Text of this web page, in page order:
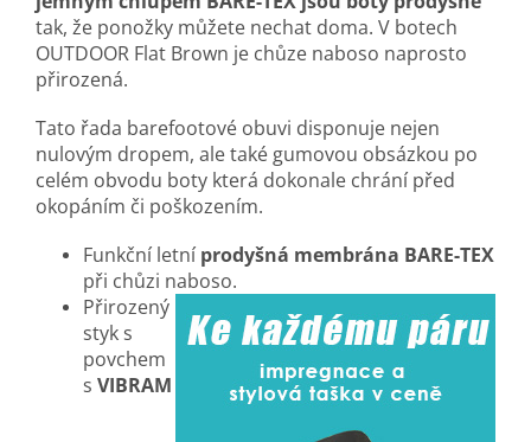
tak, že ponožky můžete nechat doma. V botech
OUTDOOR Flat Brown je chůze naboso naprosto
přirozená.
Tato řada barefootové obuvi disponuje nejen
nulovým dropem, ale také gumovou obsázkou po
celém obvodu boty která dokonale chrání před
okopáním či poškozením.
Funkční letní prodyšná membrána BARE-TEX
při chůzi naboso.
Přirozený
styk s
povchem
s VIBRAM